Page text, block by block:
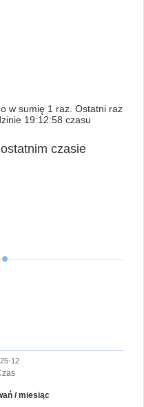
w sumię 1 raz. Ostatni raz
19:12:58 czasu
czasie
/ miesiąc
12